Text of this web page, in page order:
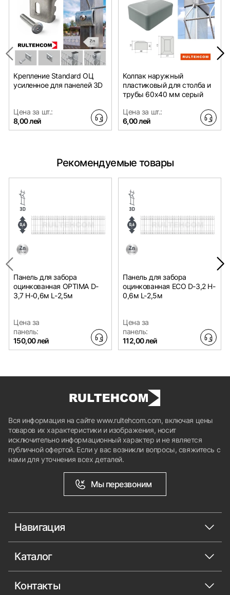
Крепление Standard ОЦ
усиленное для панелей 3D
Цена за шт.:
8,00 лей
Колпак наружный
пластиковый для столба и
трубы 60x40 мм серый
Цена за шт.:
6,00 лей
Рекомендуемые товары
Панель для забора
оцинкованная OPTIMA D-
3,7 H-0,6м L-2,5м
Цена за
панель:
150,00 лей
Панель для забора
оцинкованная ECO D-3,2 H-
0,6м L-2,5м
Цена за
панель:
112,00 лей
Вся информация на сайте www.rultehcom.com, включая цены
товаров их характеристики и изображения, носит
исключительно информационный характер и не является
публичной офертой. Если у вас возникли вопросы, свяжитесь с
нами для уточнения всех деталей.
Мы перезвоним
Навигация
Каталог
Контакты